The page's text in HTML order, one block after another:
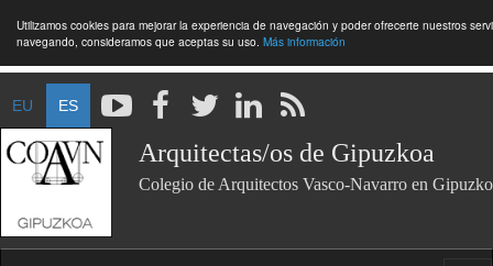
Utilizamos cookies para mejorar la experiencia de navegación y poder ofrecerte nuestros
navegando, consideramos que aceptas su uso. Más información
EU ES
Arquitectas/os de Gipuzkoa
Colegio de Arquitectos Vasco-Navarro en